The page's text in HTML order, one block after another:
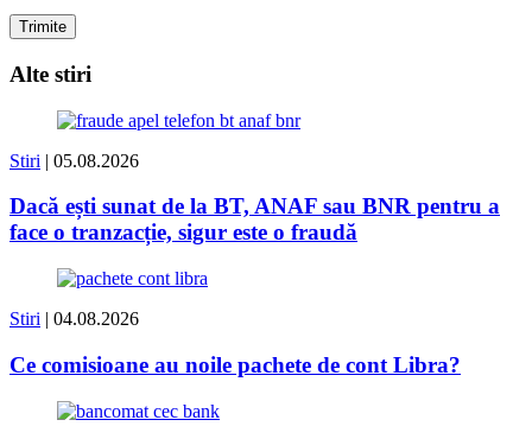
Alte stiri
Stiri | 05.08.2026
Dacă ești sunat de la BT, ANAF sau BNR pentru a
face o tranzacție, sigur este o fraudă
Stiri | 04.08.2026
Ce comisioane au noile pachete de cont Libra?